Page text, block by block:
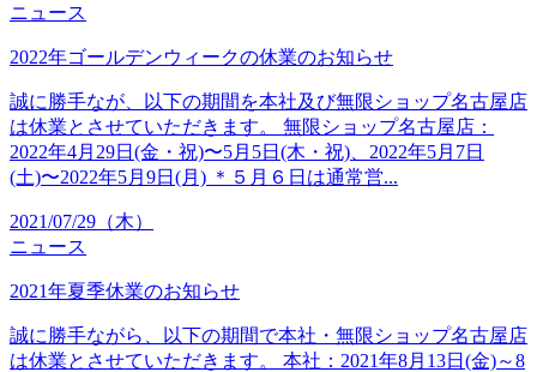
ニュース
2022年ゴールデンウィークの休業のお知らせ
誠に勝手なが、以下の期間を本社及び無限ショップ名古屋店
は休業とさせていただきます。 無限ショップ名古屋店：
2022年4月29日(金・祝)〜5月5日(木・祝)、2022年5月7日
(土)〜2022年5月9日(月) ＊５月６日は通常営...
2021/07/29（木）
ニュース
2021年夏季休業のお知らせ
誠に勝手ながら、以下の期間で本社・無限ショップ名古屋店
は休業とさせていただきます。 本社：2021年8月13日(金)～8